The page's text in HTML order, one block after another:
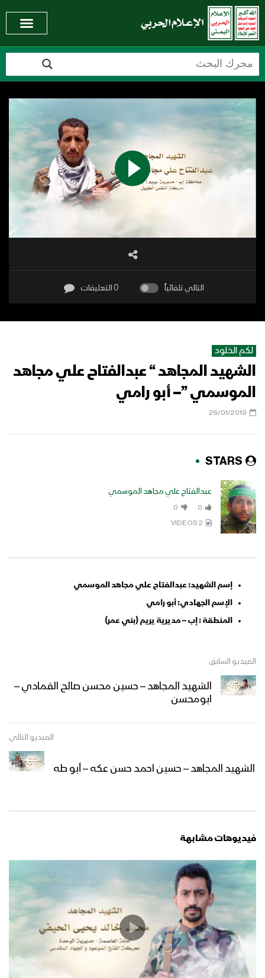
التالي تلقائياً 0 التعليقات
لكم الخلود
الشهيد المجاهد “ عبدالفتاح علي مجاهد
الموسمي ”– أبو رامي
26/01/2019
STARS
عبدالفتاح علي مجاهد الموسمي
0
0
2 VIDEOS
إسم الشهيد: عبدالفتاح علي مجاهد الموسمي
الإسم الجهادي: أبو رامي
المنطقة : إب – مديرية يريم (بني عمر)
الفيديو السابق
الشهيد المجاهد – حسين محسن صالح القمادي –
ابومحسن
الفيديو التالي
الشهيد المجاهد – حسين احمد حسن عكه – أبو طه
فيديوهات مشابهة